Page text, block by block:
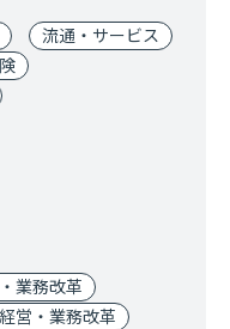
流通・サービス
業務改革
経営・業務改革